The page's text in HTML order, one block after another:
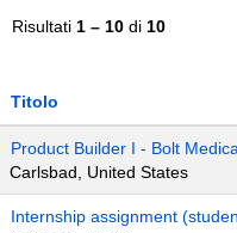
Risultati 1 – 10 di 10
Titolo
Product Builder I - Bolt
Carlsbad, United States
Internship assignment